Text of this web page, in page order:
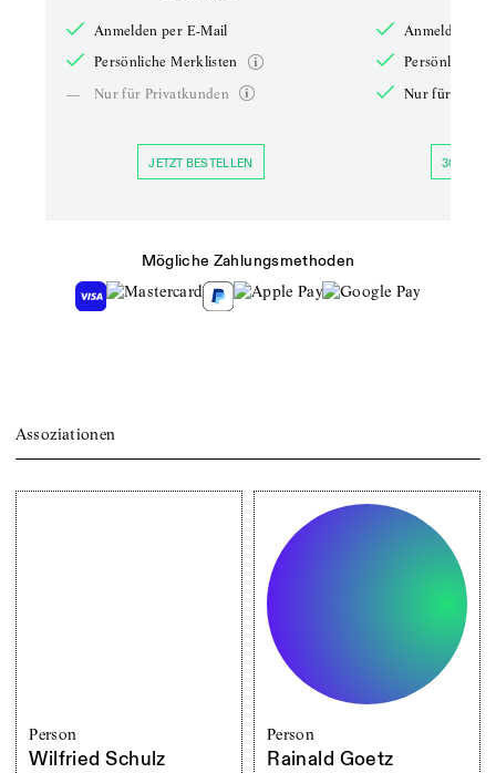
Anmelden per E-Mail
Persönliche Merklisten
—
Nur für Privatkunden
JETZT BESTELLEN
Anmelden
Persönliche
Nur für
30 TAGE
Mögliche Zahlungsmethoden
Assoziationen
Person
Wilfried Schulz
Person
Rainald Goetz